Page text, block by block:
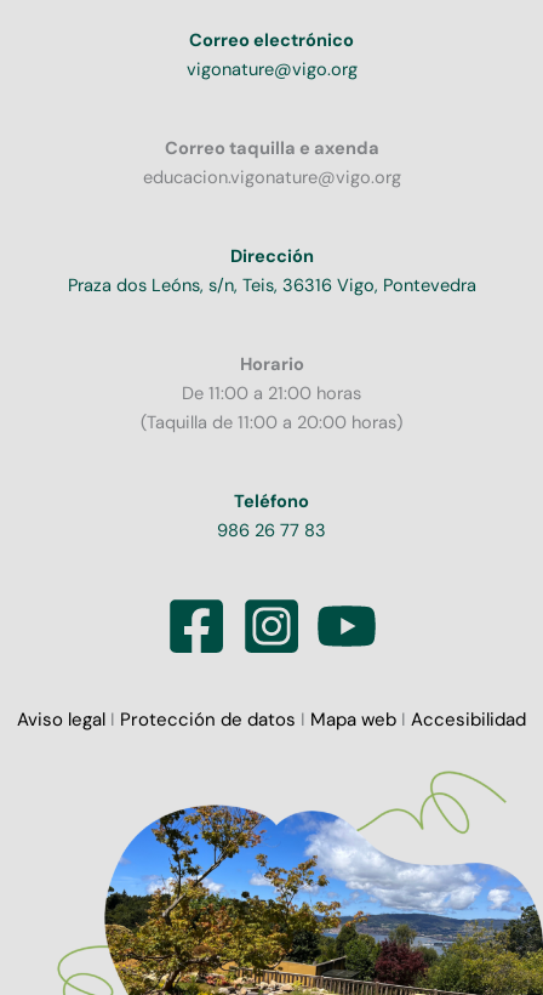
Correo electrónico
vigonature@vigo.org
Correo taquilla e axenda
educacion.vigonature@vigo.org
Dirección
Praza dos Leóns, s/n, Teis, 36316 Vigo, Pontevedra
Horario
De 11:00 a 21:00 horas
(Taquilla de 11:00 a 20:00 horas)
Teléfono
986 26 77 83
Aviso legal I Protección de datos I Mapa web I Accesibilidad